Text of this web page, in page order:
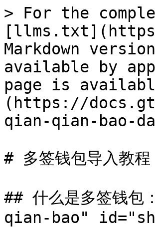
> For the
Markdown
available by
page is
(https://
qian-qian-bao-
# 多签钱包导入教程
## 什么是多签钱
qian-bao"